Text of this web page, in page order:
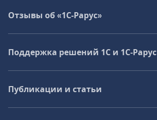
Отзывы об «1С-Рарус»
Поддержка решений 1С и 1С‑Рарус
Публикации и статьи